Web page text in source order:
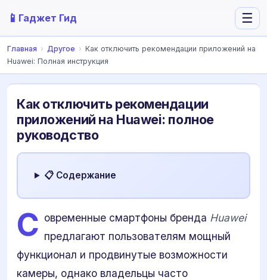
📱 Гаджет Гид ☰
Главная › Другое › Как отключить рекомендации приложений на
Huawei: Полная инструкция
Как отключить рекомендации
приложений на Huawei: полное
руководство
📋 Содержание
С овременные смартфоны бренда Huawei
предлагают пользователям мощный
функционал и продвинутые возможности
камеры, однако владельцы часто